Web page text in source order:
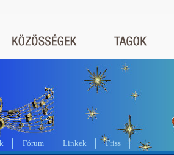
Fórum Linkek Friss